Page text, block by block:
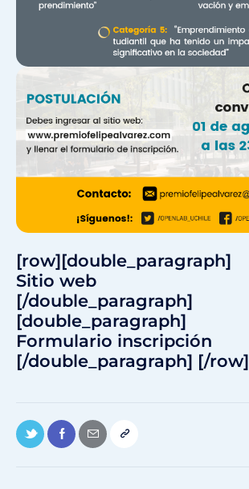
[row][double_paragraph]
Sitio web
[/double_paragraph]
[double_paragraph]
Formulario inscripción
[/double_paragraph] [/row]